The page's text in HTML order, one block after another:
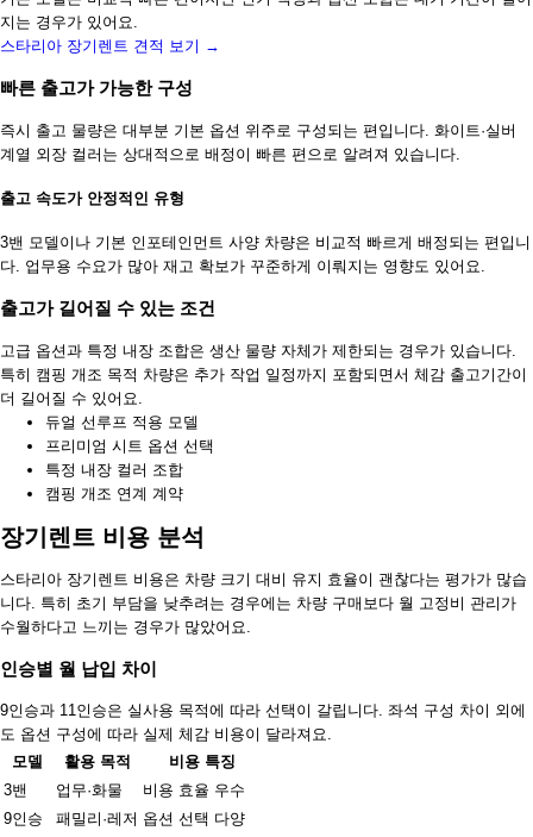
지는 경우가 있어요.
스타리아 장기렌트 견적 보기 →
빠른 출고가 가능한 구성
즉시 출고 물량은 대부분 기본 옵션 위주로 구성되는 편입니다. 화이트·실버
계열 외장 컬러는 상대적으로 배정이 빠른 편으로 알려져 있습니다.
출고 속도가 안정적인 유형
3밴 모델이나 기본 인포테인먼트 사양 차량은 비교적 빠르게 배정되는 편입니
다. 업무용 수요가 많아 재고 확보가 꾸준하게 이뤄지는 영향도 있어요.
출고가 길어질 수 있는 조건
고급 옵션과 특정 내장 조합은 생산 물량 자체가 제한되는 경우가 있습니다.
특히 캠핑 개조 목적 차량은 추가 작업 일정까지 포함되면서 체감 출고기간이
더 길어질 수 있어요.
듀얼 선루프 적용 모델
프리미엄 시트 옵션 선택
특정 내장 컬러 조합
캠핑 개조 연계 계약
장기렌트 비용 분석
스타리아 장기렌트 비용은 차량 크기 대비 유지 효율이 괜찮다는 평가가 많습
니다. 특히 초기 부담을 낮추려는 경우에는 차량 구매보다 월 고정비 관리가
수월하다고 느끼는 경우가 많았어요.
인승별 월 납입 차이
9인승과 11인승은 실사용 목적에 따라 선택이 갈립니다. 좌석 구성 차이 외에
도 옵션 구성에 따라 실제 체감 비용이 달라져요.
모델
활용 목적
비용 특징
3밴
업무·화물
비용 효율 우수
9인승
패밀리·레저 옵션 선택 다양